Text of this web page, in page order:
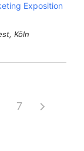
Exposition
Köln
7